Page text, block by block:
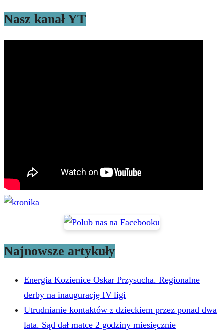
Nasz kanał YT
Najnowsze artykuły
Energia Kozienice Oskar Przysucha. Regionalne
derby na inaugurację IV ligi
Utrudnianie kontaktów z dzieckiem przez ponad dwa
lata. Sąd dał matce 2 godziny miesięcznie